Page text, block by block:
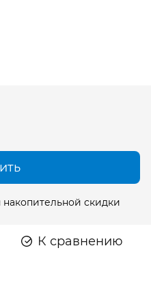
скидки
К сравнению